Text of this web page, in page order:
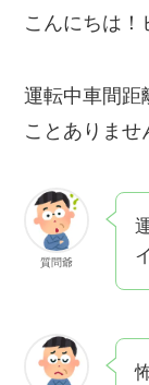
こんにちは！
運転中車間距
ことありませ
質問爺